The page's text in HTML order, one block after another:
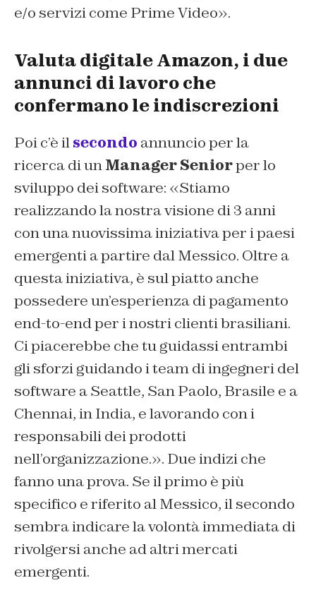
e/o servizi come Prime Video».
Valuta digitale Amazon, i due
annunci di lavoro che
confermano le indiscrezioni
Poi c’è ilsecondo annuncio per la
ricerca di unManager Seniorper lo
sviluppo dei software: «Stiamo
realizzando la nostra visione di 3 anni
con una nuovissima iniziativa per i paesi
emergenti a partire dal Messico. Oltre a
questa iniziativa, è sul piatto anche
possedere un’esperienza di pagamento
end-to-end per i nostri clienti brasiliani.
Ci piacerebbe che tu guidassi entrambi
gli sforzi guidando i team di ingegneri del
software a Seattle, San Paolo, Brasile e a
Chennai, in India, e lavorando con i
responsabili dei prodotti
nell’organizzazione.». Due indizi che
fanno una prova. Se il primo è più
specifico e riferito al Messico, il secondo
sembra indicare la volontà immediata di
rivolgersi anche ad altri mercati
emergenti.